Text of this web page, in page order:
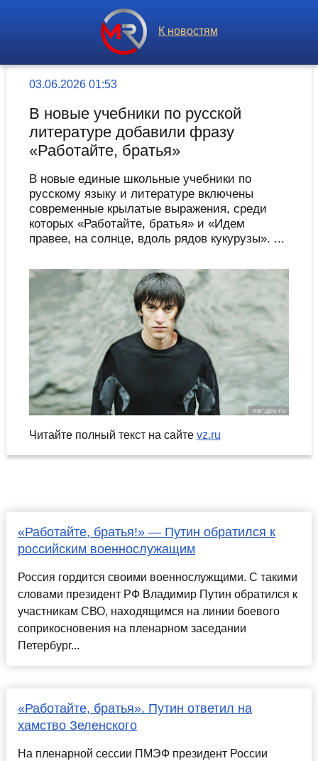
К новостям
03.06.2026 01:53
В новые учебники по русской
литературе добавили фразу
«Работайте, братья»
В новые единые школьные учебники по
русскому языку и литературе включены
современные крылатые выражения, среди
которых «Работайте, братья» и «Идем
правее, на солнце, вдоль рядов кукурузы». ...
Читайте полный текст на сайте vz.ru
«Работайте, братья!» — Путин обратился к
российским военнослужащим
Россия гордится своими военнослужщими. С такими
словами президент РФ Владимир Путин обратился к
участникам СВО, находящимся на линии боевого
соприкосновения на пленарном заседании
Петербург...
«Работайте, братья». Путин ответил на
хамство Зеленского
На пленарной сессии ПМЭФ президент России